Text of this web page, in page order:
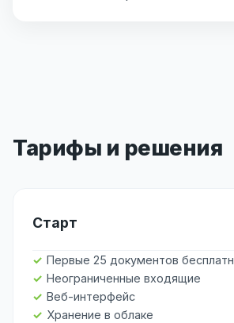
Тарифы и решения
Старт
Первые 25 документов
Неограниченные входящие
Веб-интерфейс
Хранение в облаке